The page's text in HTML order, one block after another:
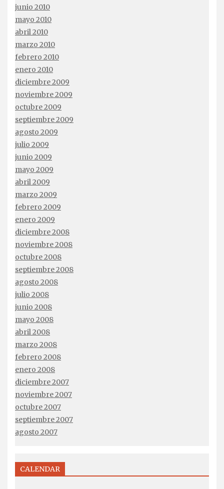
junio 2010
mayo 2010
abril 2010
marzo 2010
febrero 2010
enero 2010
diciembre 2009
noviembre 2009
octubre 2009
septiembre 2009
agosto 2009
julio 2009
junio 2009
mayo 2009
abril 2009
marzo 2009
febrero 2009
enero 2009
diciembre 2008
noviembre 2008
octubre 2008
septiembre 2008
agosto 2008
julio 2008
junio 2008
mayo 2008
abril 2008
marzo 2008
febrero 2008
enero 2008
diciembre 2007
noviembre 2007
octubre 2007
septiembre 2007
agosto 2007
CALENDAR